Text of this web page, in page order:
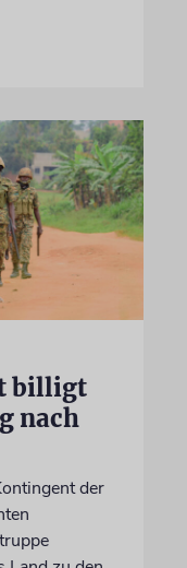
billigt
nach
der